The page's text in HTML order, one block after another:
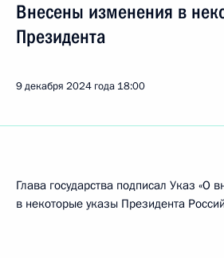
Внесены изменения в
Президента
9 декабря 2024 года 18:00
Глава государства подписал Указ «О
в некоторые указы Президента